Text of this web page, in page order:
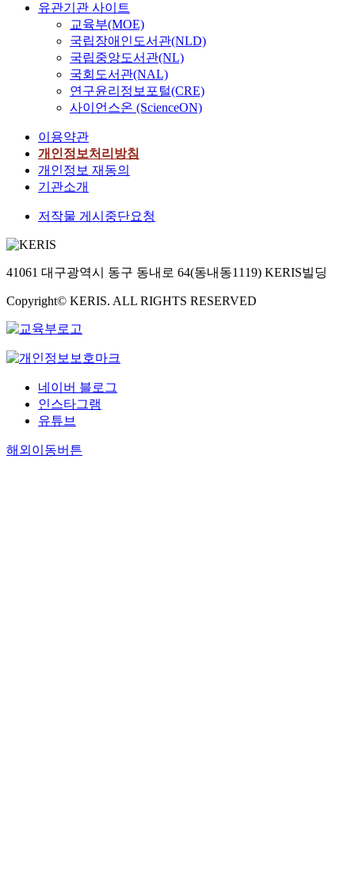
유관기관 사이트
교육부(MOE)
국립장애인도서관(NLD)
국립중앙도서관(NL)
국회도서관(NAL)
연구윤리정보포털(CRE)
사이언스온 (ScienceON)
이용약관
개인정보처리방침
개인정보 재동의
기관소개
저작물 게시중단요청
41061 대구광역시 동구 동내로 64(동내동1119) KERIS빌딩
Copyright© KERIS. ALL RIGHTS RESERVED
네이버 블로그
인스타그램
유튜브
해외이동버튼